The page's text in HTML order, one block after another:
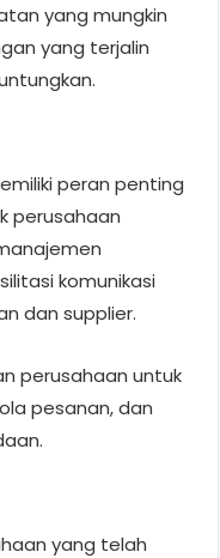
yang mungkin
yang terjalin
peran penting
perusahaan
komunikasi
dan supplier.
perusahaan untuk
pesanan, dan
yang telah